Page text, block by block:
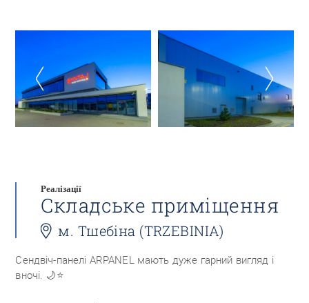
Реалізації
Складське приміщення
м. Тшебіна (TRZEBINIA)
Сендвіч-панелі ARPANEL мають дуже гарний вигляд і
вночі. 🌙⭐